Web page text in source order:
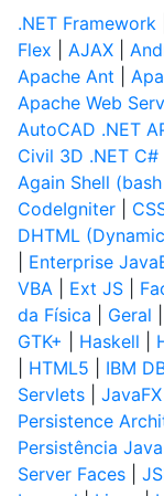
.NET Framework
Flex
AJAX
Apache Ant
Apache Web
AutoCAD .NET
Civil 3D .NET C#
Again Shell
CodeIgniter
DHTML
Enterprise
VBA
Ext JS
da Física
Geral
GTK+
Haskell
HTML5 IBM
Servlets
JavaFX
Persistence
Persistência Java
Server Faces